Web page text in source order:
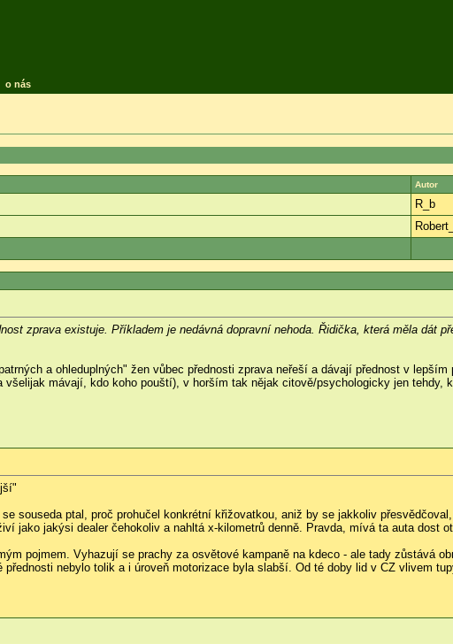
o nás
Autor
R_b
zprava existuje. Příkladem je nedávná dopravní nehoda. Řidička, která měla dát
a ohleduplných" žen vůbec přednosti zprava neřeší a dávají přednost v
všelijak mávají, kdo koho pouští), v horším tak nějak citově/psychologicky jen tehdy,
souseda ptal, proč prohučel konkrétní křižovatkou, aniž by se jakkoliv
jako jakýsi dealer čehokoliv a nahltá x-kilometrů denně. Pravda, mívá ta auta dost
pojmem. Vyhazují se prachy za osvětové kampaně na kdeco - ale tady zůstává
nebylo tolik a i úroveň motorizace byla slabší. Od té doby lid v CZ vlivem